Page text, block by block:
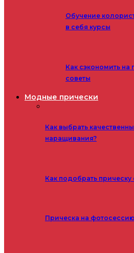
Обучение
в себя курсы
Как сэкономить на
советы
Модные прически
Как выбрать
наращивания?
Как подобрать прическу
Прическа на